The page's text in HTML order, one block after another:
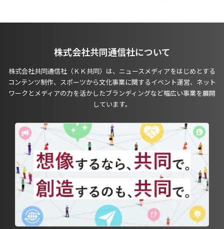
株式会社共同通信社について
株式会社共同通信社（ＫＫ共同）は、ニュースメディアをはじめとする
コンテンツ制作、スポーツから文化事業に関するイベント運営、ネット
ワークとメディアの力を活かしたブランディングなど幅広い事業を展開
しています。